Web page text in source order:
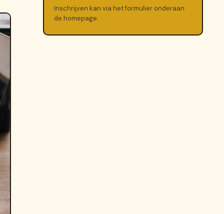
Inschrijven kan via het formulier onderaan
de homepage.